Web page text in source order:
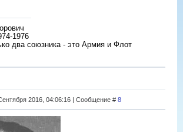
1976
два союзника - это Армия и Флот
2016, 04:06:16 | Сообщение # 8